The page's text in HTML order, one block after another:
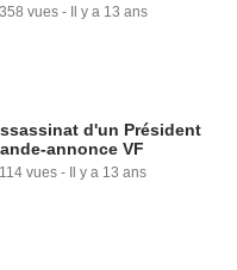
vues - Il y a 13 ans
d'un Président
annonce VF
vues - Il y a 13 ans